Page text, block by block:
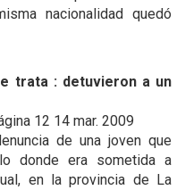
nacionalidad quedó
trata : detuvieron a un
12 14 mar. 2009
de una joven que
donde era sometida a
en la provincia de La